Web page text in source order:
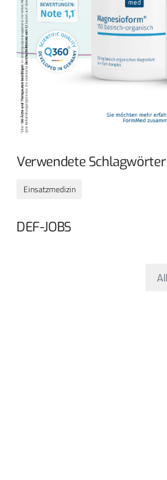
Verwendete Schlagwörter
Einsatzmedizin
DEF-JOBS